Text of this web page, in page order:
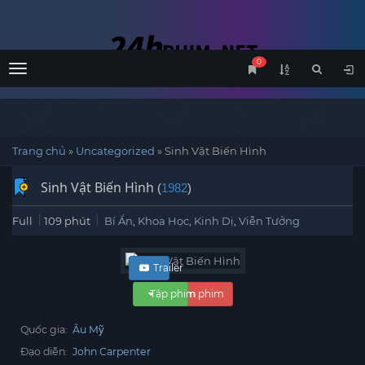
Menu
0
Trang chủ » Uncategorized »Sinh Vật Biến Hình
Sinh Vật Biến Hình (1982)
Full 109 phút Bí Ẩn Khoa Học Kinh Dị Viễn Tưởng
Xem phim
Trailer
Tập phim
Quốc gia: Âu Mỹ
Đạo diễn: John Carpenter